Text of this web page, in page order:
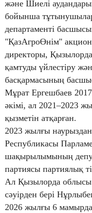
және Шиелі
бойынша
департаменті
"ҚазАгроӨнім"
директоры,
қамтуды үйлестіру
басқармасының
Мұрат Ергешбаев
әкімі, ал 2021–2023
қызметін атқарған.
2023 жылғы
Республикасы
шақырылымының
партиясы партиялық
Ал Қызылорда облысы
сәуірден бері
2026 жылғы 6